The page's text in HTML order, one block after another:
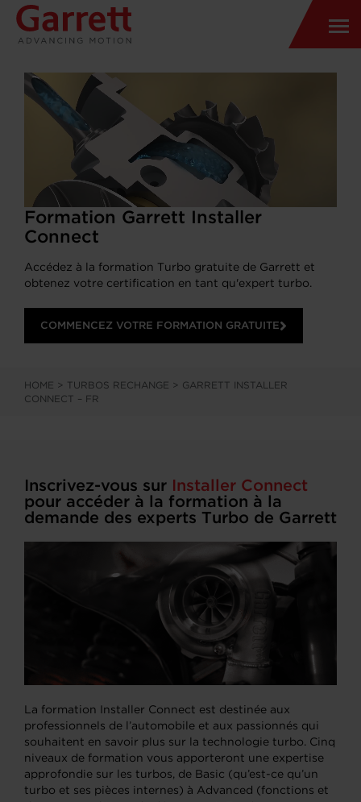
Formation Garrett Installer
Connect
Accédez à la formation Turbo gratuite de Garrett et
obtenez votre certification en tant qu'expert turbo.
COMMENCEZ VOTRE FORMATION GRATUITE
HOME > TURBOS RECHANGE > GARRETT INSTALLER
CONNECT – FR
Inscrivez-vous sur Installer Connect
pour accéder à la formation à la
demande des experts Turbo de Garrett
La formation Installer Connect est destinée aux
professionnels de l’automobile et aux passionnés qui
souhaitent en savoir plus sur la technologie turbo. Cinq
niveaux de formation vous apporteront une expertise
approfondie sur les turbos, de Basic (qu’est-ce qu’un
turbo et ses pièces internes) à Advanced (fonctions et